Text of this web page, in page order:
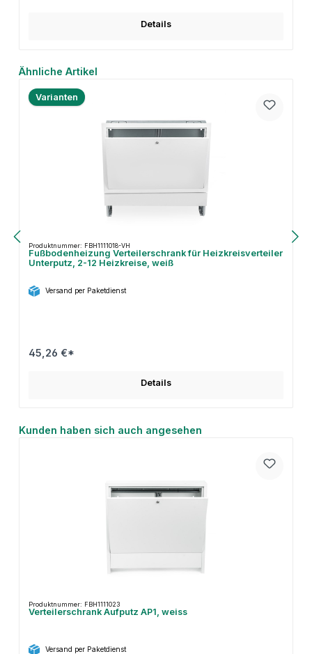
Details
Produktgalerie überspringen
Ähnliche Artikel
Varianten
Produktnummer: FBH1111018-VH
Fußbodenheizung Verteilerschrank für Heizkreisverteiler
Unterputz, 2-12 Heizkreise, weiß
Versand per Paketdienst
45,26 €*
Details
Produktgalerie überspringen
Kunden haben sich auch angesehen
Produktnummer: FBH1111023
Verteilerschrank Aufputz AP1, weiss
Versand per Paketdienst